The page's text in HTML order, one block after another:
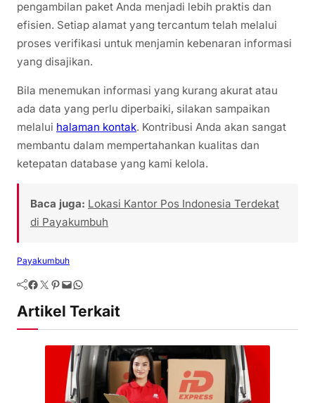
pengambilan paket Anda menjadi lebih praktis dan
efisien. Setiap alamat yang tercantum telah melalui
proses verifikasi untuk menjamin kebenaran informasi
yang disajikan.
Bila menemukan informasi yang kurang akurat atau
ada data yang perlu diperbaiki, silakan sampaikan
melalui halaman kontak. Kontribusi Anda akan sangat
membantu dalam mempertahankan kualitas dan
ketepatan database yang kami kelola.
Baca juga: Lokasi Kantor Pos Indonesia Terdekat
di Payakumbuh
Payakumbuh
Artikel Terkait